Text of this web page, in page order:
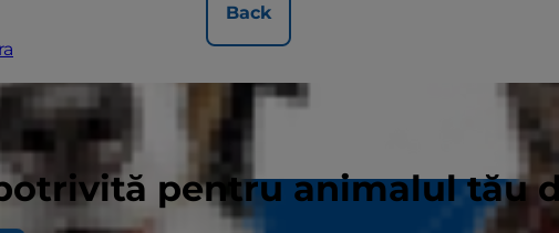
pentru animalul tău
Back